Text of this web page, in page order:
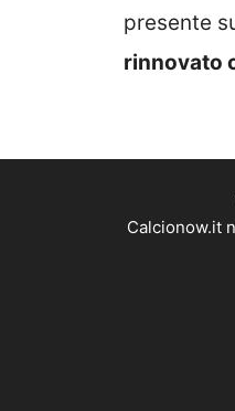
presente
rinnovato
Calcionow.it